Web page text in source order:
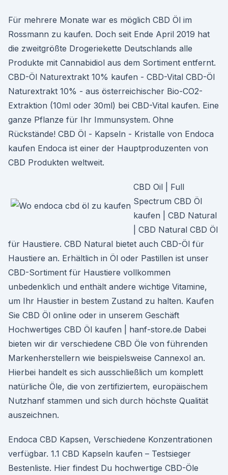
Für mehrere Monate war es möglich CBD Öl im
Rossmann zu kaufen. Doch seit Ende April 2019 hat
die zweitgrößte Drogeriekette Deutschlands alle
Produkte mit Cannabidiol aus dem Sortiment entfernt.
CBD-Öl Naturextrakt 10% kaufen - CBD-Vital CBD-Öl
Naturextrakt 10% - aus österreichischer Bio-CO2-
Extraktion (10ml oder 30ml) bei CBD-Vital kaufen. Eine
ganze Pflanze für Ihr Immunsystem. Ohne
Rückstände! CBD Öl - Kapseln - Kristalle von Endoca
kaufen Endoca ist einer der Hauptproduzenten von
CBD Produkten weltweit.
CBD Oil | Full
Spectrum CBD Öl
kaufen | CBD Natural
| CBD Natural CBD Öl
für Haustiere. CBD Natural bietet auch CBD-Öl für
Haustiere an. Erhältlich in Öl oder Pastillen ist unser
CBD-Sortiment für Haustiere vollkommen
unbedenklich und enthält andere wichtige Vitamine,
um Ihr Haustier in bestem Zustand zu halten. Kaufen
Sie CBD Öl online oder in unserem Geschäft
Hochwertiges CBD Öl kaufen | hanf-store.de Dabei
bieten wir dir verschiedene CBD Öle von führenden
Markenherstellern wie beispielsweise Cannexol an.
Hierbei handelt es sich ausschließlich um komplett
natürliche Öle, die von zertifiziertem, europäischem
Nutzhanf stammen und sich durch höchste Qualität
auszeichnen.
Endoca CBD Kapsen, Verschiedene Konzentrationen
verfügbar. 1.1 CBD Kapseln kaufen – Testsieger
Bestenliste. Hier findest Du hochwertige CBD-Öle